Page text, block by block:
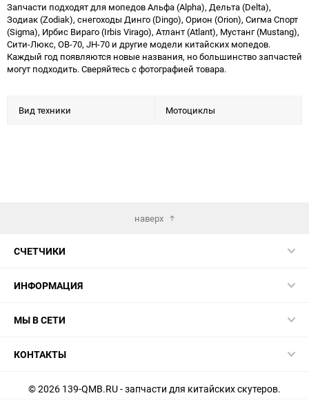
Запчасти подходят для мопедов Альфа (Alpha), Дельта (Delta),
Зодиак (Zodiak), снегоходы Динго (Dingo), Орион (Orion), Сигма Спорт
(Sigma), Ирбис Вираго (Irbis Virago), Атлант (Atlant), Мустанг (Mustang),
Сити-Люкс, ОВ-70, JH-70 и другие модели китайских мопедов.
Каждый год появляются новые названия, но большинство запчастей
могут подходить. Сверяйтесь с фотографией товара.
Вид техники Мотоциклы
наверх
СЧЕТЧИКИ
ИНФОРМАЦИЯ
МЫ В СЕТИ
КОНТАКТЫ
© 2026 139-QMB.RU - запчасти для китайских скутеров.